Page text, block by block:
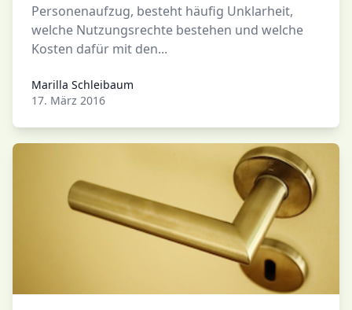
Personenaufzug, besteht häufig Unklarheit,
welche Nutzungsrechte bestehen und welche
Kosten dafür mit den...
Marilla Schleibaum
Marilla Schleibaum
17. März 2016